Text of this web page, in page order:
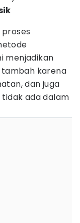
proses
menjadikan
tambah karena
dan juga
ada dalam